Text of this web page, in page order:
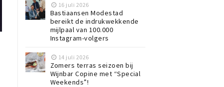
16 juli 2026
Bastiaansen Modestad
bereikt de indrukwekkende
mijlpaal van 100.000
Instagram-volgers
14 juli 2026
Zomers terras seizoen bij
Wijnbar Copine met “Special
Weekends”!